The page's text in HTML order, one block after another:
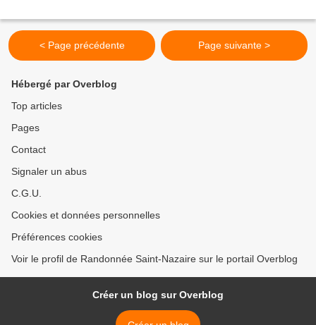
< Page précédente Page suivante >
Hébergé par Overblog
Top articles
Pages
Contact
Signaler un abus
C.G.U.
Cookies et données personnelles
Préférences cookies
Voir le profil de Randonnée Saint-Nazaire sur le portail Overblog
Créer un blog sur Overblog